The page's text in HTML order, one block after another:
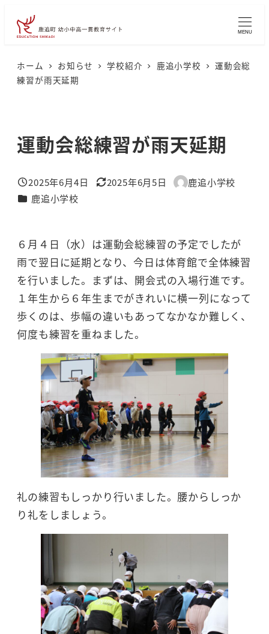
MENU
ホーム お知らせ 学校紹介 鹿追小学校
運動会総
練習が雨天延期
運動会総練習が雨天延期
投稿日
2025年6月4日
更新日
2025年6月5日
著
鹿追小学校
カテゴリー
鹿追小学校
６月４日（水）は運動会総練習の予定でしたが
雨で翌日に延期となり、今日は体育館で全体練習
を行いました。まずは、開会式の入場行進です。
１年生から６年生までがきれいに横一列になって
歩くのは、歩幅の違いもあってなかなか難しく、
何度も練習を重ねました。
礼の練習もしっかり行いました。腰からしっか
り礼をしましょう。